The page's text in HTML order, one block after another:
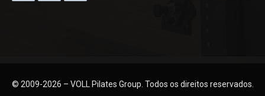
© 2009-2026 – VOLL Pilates Group. Todos os direitos reservados.